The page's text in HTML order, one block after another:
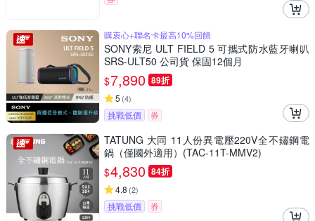
購衷心+聯名卡最高10%回饋
SONY索尼 ULT FIELD 5 可攜式防水藍牙喇叭
SRS-ULT50 公司貨 保固12個月
$7,890 89折
5 (4)
挑戰低價 券
TATUNG 大同 11人份異電壓220V全不鏽鋼電
鍋（僅國外適用）(TAC-11T-MMV2)
$4,830 84折
4.8 (2)
挑戰低價 券